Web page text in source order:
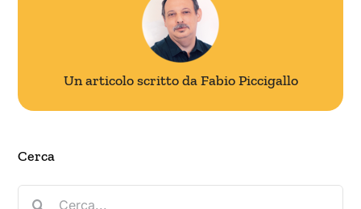
Un articolo scritto da Fabio Piccigallo
Cerca
Cerca